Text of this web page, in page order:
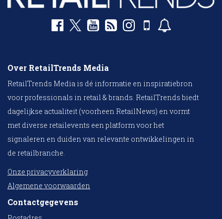
Over RetailTrends Media
RetailTrends Media is dé informatie en inspiratiebron
voor professionals in retail & brands. RetailTrends biedt
dagelijkse actualiteit (voorheen RetailNews) en vormt
met diverse retailevents een platform voor het
signaleren en duiden van relevante ontwikkelingen in
de retailbranche.
Onze privacyverklaring
Algemene voorwaarden
Contactgegevens